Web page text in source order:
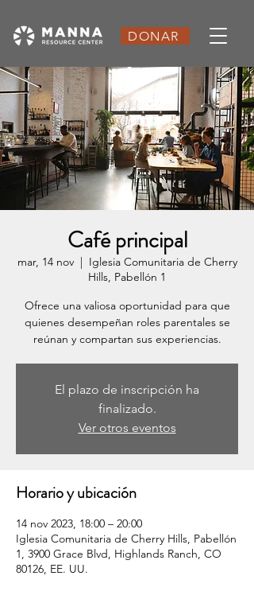
DONAR
Café principal
mar, 14 nov
  |
Iglesia Comunitaria de Cherry
Hills, Pabellón 1
Ofrece una valiosa oportunidad para que
quienes desempeñan roles parentales se
reúnan y compartan sus experiencias.
El plazo de inscripción ha
finalizado.
Ver otros eventos
Horario y ubicación
14 nov 2023, 18:00 – 20:00
Iglesia Comunitaria de Cherry Hills, Pabellón
1, 3900 Grace Blvd, Highlands Ranch, CO
80126, EE. UU.